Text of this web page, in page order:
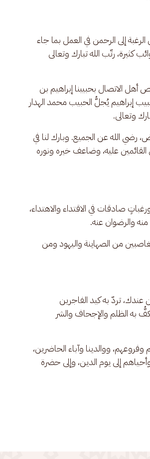
إلى الرحمن في العمل بما جاء
رتّب الله تبارك وتعالى
الاتصال بحبيبنا إبراهيم بن
إبراهيم يُجلُّ الحبيب محمد الهدار
وتعالى.
رضي الله عن الجميع. وبارك لنا في
القائمين عليه، وضاعف خيره ونوره
صادقات في الاقتداء والاهتداء،
منه والرضوان عنه.
من الصهاينة واليهود ومن
عندك، تردّ به كيد الفاجرين
به الظلم والإجحاف والشر
ووالدينا وآباء الحاضرين،
إلى يوم الدين، وإلى حضرة